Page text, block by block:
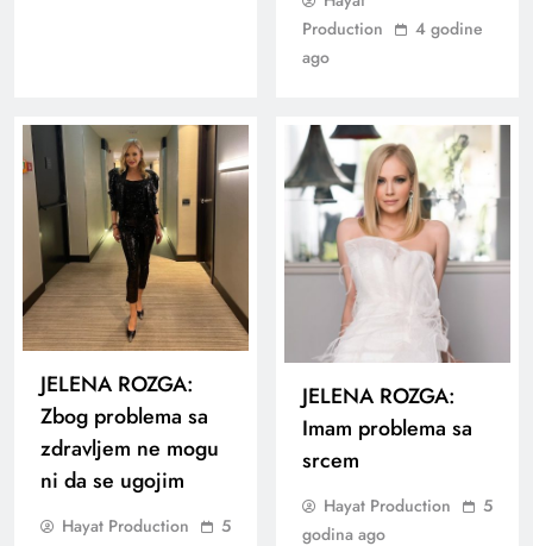
Production
4 godine
ago
JELENA ROZGA:
Zbog problema sa
zdravljem ne mogu
ni da se ugojim
Hayat Production
5
JELENA ROZGA:
Imam problema sa
srcem
Hayat Production
5
godina ago